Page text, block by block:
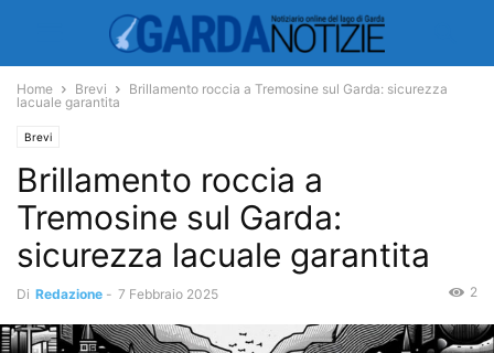
Home Brevi
Brillamento roccia a Tremosine sul Garda: sicurezza
lacuale garantita
Brevi
Brillamento roccia a
Tremosine sul Garda:
sicurezza lacuale garantita
Di Redazione - 7 Febbraio 2025 2